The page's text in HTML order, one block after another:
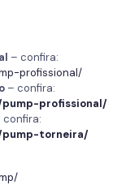
– confira:
profissional/
– confira:
profissional/
confira:
pump-torneira/